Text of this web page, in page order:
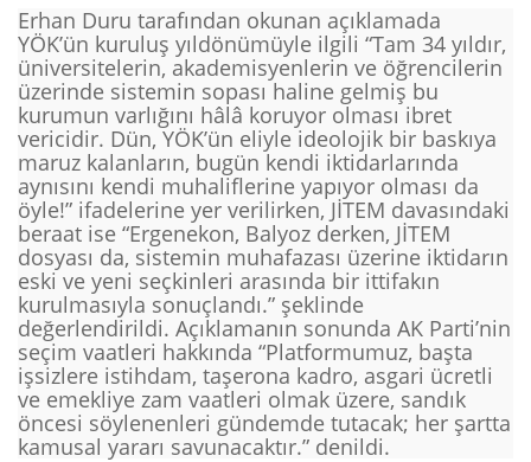
Erhan Duru tarafından okunan açıklamada
YÖK’ün kuruluş yıldönümüyle ilgili “Tam 34 yıldır,
üniversitelerin, akademisyenlerin ve öğrencilerin
üzerinde sistemin sopası haline gelmiş bu
kurumun varlığını hâlâ koruyor olması ibret
vericidir. Dün, YÖK’ün eliyle ideolojik bir baskıya
maruz kalanların, bugün kendi iktidarlarında
aynısını kendi muhaliflerine yapıyor olması da
öyle!” ifadelerine yer verilirken, JİTEM davasındaki
beraat ise “Ergenekon, Balyoz derken, JİTEM
dosyası da, sistemin muhafazası üzerine iktidarın
eski ve yeni seçkinleri arasında bir ittifakın
kurulmasıyla sonuçlandı.” şeklinde
değerlendirildi. Açıklamanın sonunda AK Parti’nin
seçim vaatleri hakkında “Platformumuz, başta
işsizlere istihdam, taşerona kadro, asgari ücretli
ve emekliye zam vaatleri olmak üzere, sandık
öncesi söylenenleri gündemde tutacak; her şartta
kamusal yararı savunacaktır.” denildi.